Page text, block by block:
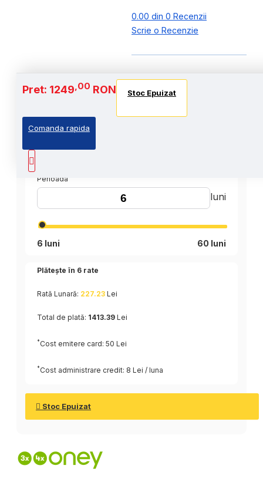
0.00 din 0 Recenzii
Scrie o Recenzie
Pret: 1249,00 RON Stoc Epuizat
Comanda rapida
Perioada
luni
6 luni 60 luni
Plătește în 6 rate
Rată Lunară: 227.23 Lei
Total de plată: 1413.39 Lei
* Cost emitere card: 50 Lei
* Cost administrare credit: 8 Lei / luna
Stoc Epuizat